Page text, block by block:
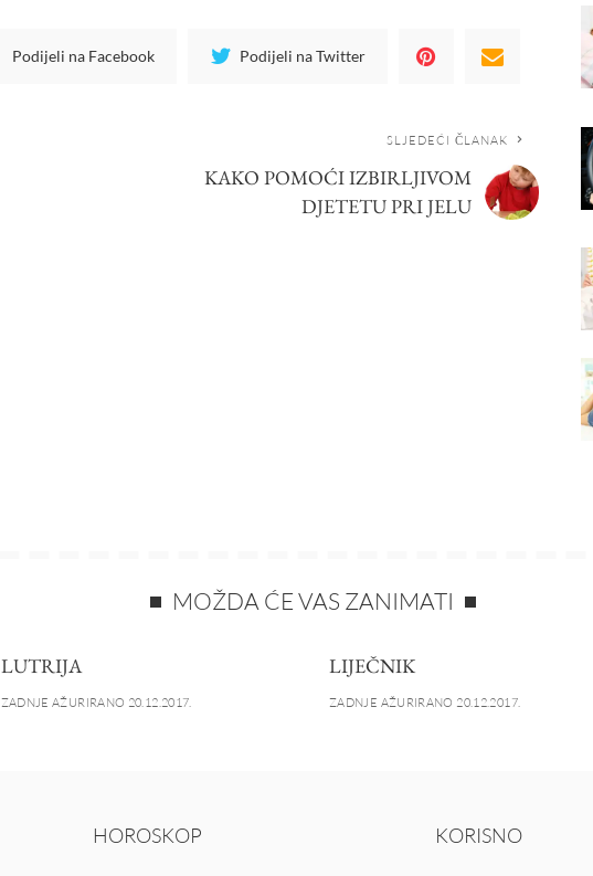
Podijeli na Facebook Podijeli na Twitter
SLJEDEĆI ČLANAK
KAKO POMOĆI IZBIRLJIVOM
DJETETU PRI JELU
MOŽDA ĆE VAS ZANIMATI
LUTRIJA
ZADNJE AŽURIRANO 20.12.2017.
LIJEČNIK
ZADNJE AŽURIRANO 20.12.2017.
HOROSKOP KORISNO